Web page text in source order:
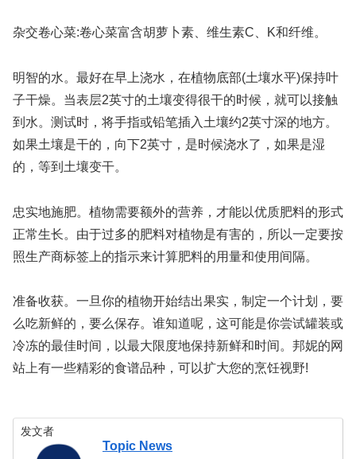
杂交卷心菜:卷心菜富含胡萝卜素、维生素C、K和纤维。
明智的水。最好在早上浇水，在植物底部(土壤水平)保持叶
子干燥。当表层2英寸的土壤变得很干的时候，就可以接触
到水。测试时，将手指或铅笔插入土壤约2英寸深的地方。
如果土壤是干的，向下2英寸，是时候浇水了，如果是湿
的，等到土壤变干。
忠实地施肥。植物需要额外的营养，才能以优质肥料的形式
正常生长。由于过多的肥料对植物是有害的，所以一定要按
照生产商标签上的指示来计算肥料的用量和使用间隔。
准备收获。一旦你的植物开始结出果实，制定一个计划，要
么吃新鲜的，要么保存。谁知道呢，这可能是你尝试罐装或
冷冻的最佳时间，以最大限度地保持新鲜和时间。邦妮的网
站上有一些精彩的食谱品种，可以扩大您的烹饪视野!
发文者
Topic News